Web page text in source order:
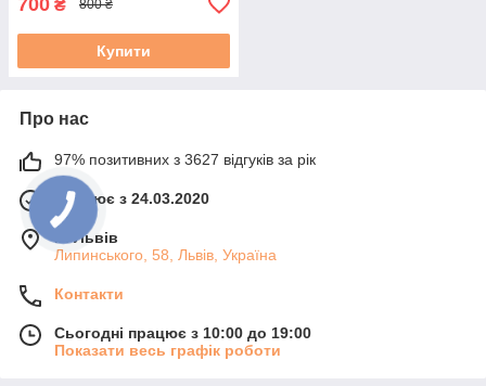
₴ 800 ₴
Купити
Про нас
97% позитивних з 3627 відгуків за рік
Працює з 24.03.2020
м. Львів
Липинського, 58, Львів, Україна
Контакти
Сьогодні працює з 10:00 до 19:00
Показати весь графік роботи